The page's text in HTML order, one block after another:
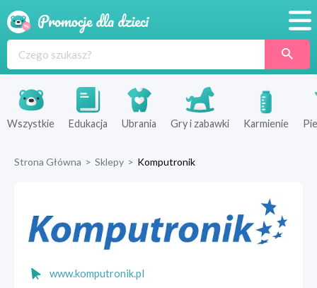
Produkty
Sklepy
Wszystkie Edukacja Ubrania Gry i zabawki Karmienie
Strona Główna > Sklepy > Komputronik
www.komputronik.pl